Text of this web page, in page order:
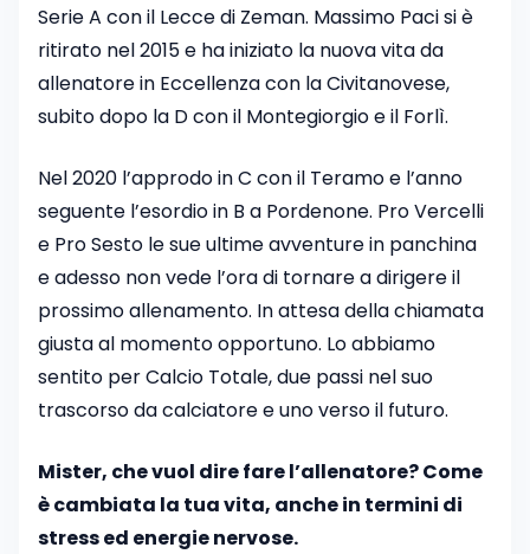
Serie A con il Lecce di Zeman. Massimo Paci si è
ritirato nel 2015 e ha iniziato la nuova vita da
allenatore in Eccellenza con la Civitanovese,
subito dopo la D con il Montegiorgio e il Forlì.
Nel 2020 l’approdo in C con il Teramo e l’anno
seguente l’esordio in B a Pordenone. Pro Vercelli
e Pro Sesto le sue ultime avventure in panchina
e adesso non vede l’ora di tornare a dirigere il
prossimo allenamento. In attesa della chiamata
giusta al momento opportuno. Lo abbiamo
sentito per Calcio Totale, due passi nel suo
trascorso da calciatore e uno verso il futuro.
Mister, che vuol dire fare l’allenatore? Come
è cambiata la tua vita, anche in termini di
stress ed energie nervose.